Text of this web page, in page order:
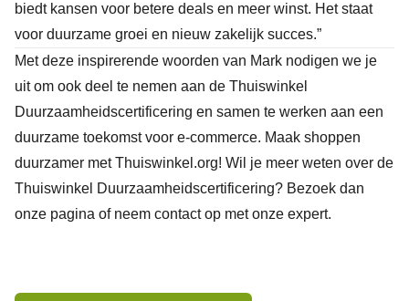
biedt kansen voor betere deals en meer winst. Het staat
voor duurzame groei en nieuw zakelijk succes.”
Met deze inspirerende woorden van Mark nodigen we je
uit om ook deel te nemen aan de Thuiswinkel
Duurzaamheidscertificering en samen te werken aan een
duurzame toekomst voor e-commerce. Maak shoppen
duurzamer met Thuiswinkel.org! Wil je meer weten over de
Thuiswinkel Duurzaamheidscertificering? Bezoek dan
onze pagina of neem contact op met onze expert.